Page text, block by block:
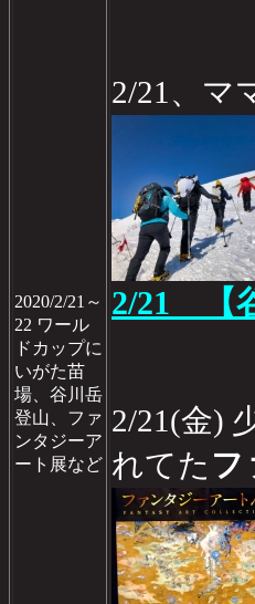
2020/2/21～
22 ワール
ドカップに
いがた苗
場、谷川岳
登山、ファ
ンタジーア
ート展など
2/21、マ
2/21 【
2/21(金)
れてた フ